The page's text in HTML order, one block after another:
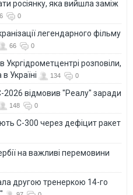
росіянку, яка вийшла заміж
0
легендарного фільму
66 0
розповіли,
Україні
134 0
відмовив "Реалу" заради
148 0
С-300 через дефіцит ракет
на важливі перемовини
другою тренеркою 14-го